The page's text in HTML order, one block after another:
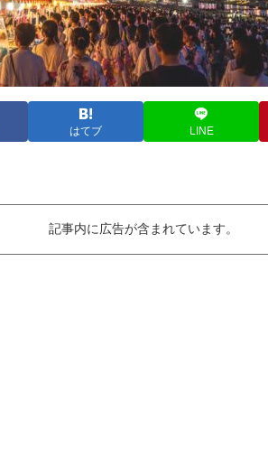
はてブ LINE
記事内に広告が含まれています。